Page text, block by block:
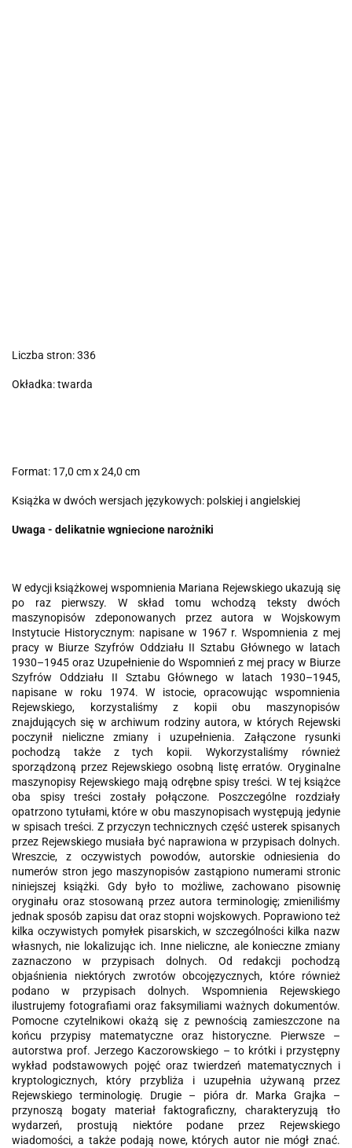
Liczba stron: 336
Okładka: twarda
Format: 17,0 cm x 24,0 cm
Książka w dwóch wersjach językowych: polskiej i angielskiej
Uwaga - delikatnie wgniecione narożniki
W edycji książkowej wspomnienia Mariana Rejewskiego ukazują się
po raz pierwszy. W skład tomu wchodzą teksty dwóch
maszynopisów zdeponowanych przez autora w Wojskowym
Instytucie Historycznym: napisane w 1967 r. Wspomnienia z mej
pracy w Biurze Szyfrów Oddziału II Sztabu Głównego w latach
1930–1945 oraz Uzupełnienie do Wspomnień z mej pracy w Biurze
Szyfrów Oddziału II Sztabu Głównego w latach 1930–1945,
napisane w roku 1974. W istocie, opracowując wspomnienia
Rejewskiego, korzystaliśmy z kopii obu maszynopisów
znajdujących się w archiwum rodziny autora, w których Rejewski
poczynił nieliczne zmiany i uzupełnienia. Załączone rysunki
pochodzą także z tych kopii. Wykorzystaliśmy również
sporządzoną przez Rejewskiego osobną listę erratów. Oryginalne
maszynopisy Rejewskiego mają odrębne spisy treści. W tej książce
oba spisy treści zostały połączone. Poszczególne rozdziały
opatrzono tytułami, które w obu maszynopisach występują jedynie
w spisach treści. Z przyczyn technicznych część usterek spisanych
przez Rejewskiego musiała być naprawiona w przypisach dolnych.
Wreszcie, z oczywistych powodów, autorskie odniesienia do
numerów stron jego maszynopisów zastąpiono numerami stronic
niniejszej książki. Gdy było to możliwe, zachowano pisownię
oryginału oraz stosowaną przez autora terminologię; zmieniliśmy
jednak sposób zapisu dat oraz stopni wojskowych. Poprawiono też
kilka oczywistych pomyłek pisarskich, w szczególności kilka nazw
własnych, nie lokalizując ich. Inne nieliczne, ale konieczne zmiany
zaznaczono w przypisach dolnych. Od redakcji pochodzą
objaśnienia niektórych zwrotów obcojęzycznych, które również
podano w przypisach dolnych. Wspomnienia Rejewskiego
ilustrujemy fotografiami oraz faksymiliami ważnych dokumentów.
Pomocne czytelnikowi okażą się z pewnością zamieszczone na
końcu przypisy matematyczne oraz historyczne. Pierwsze –
autorstwa prof. Jerzego Kaczorowskiego – to krótki i przystępny
wykład podstawowych pojęć oraz twierdzeń matematycznych i
kryptologicznych, który przybliża i uzupełnia używaną przez
Rejewskiego terminologię. Drugie – pióra dr. Marka Grajka –
przynoszą bogaty materiał faktograficzny, charakteryzują tło
wydarzeń, prostują niektóre podane przez Rejewskiego
wiadomości, a także podają nowe, których autor nie mógł znać.